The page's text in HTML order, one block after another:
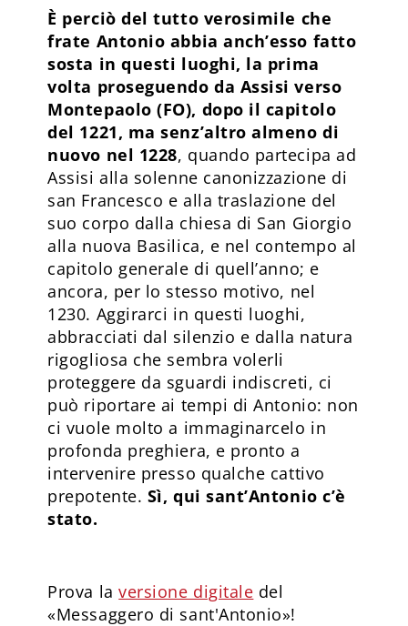
È perciò del tutto verosimile che
frate Antonio abbia anch’esso fatto
sosta in questi luoghi, la prima
volta proseguendo da Assisi verso
Montepaolo (FO), dopo il capitolo
del 1221, ma senz’altro almeno di
nuovo nel 1228, quando partecipa ad
Assisi alla solenne canonizzazione di
san Francesco e alla traslazione del
suo corpo dalla chiesa di San Giorgio
alla nuova Basilica, e nel contempo al
capitolo generale di quell’anno; e
ancora, per lo stesso motivo, nel
1230. Aggirarci in questi luoghi,
abbracciati dal silenzio e dalla natura
rigogliosa che sembra volerli
proteggere da sguardi indiscreti, ci
può riportare ai tempi di Antonio: non
ci vuole molto a immaginarcelo in
profonda preghiera, e pronto a
intervenire presso qualche cattivo
prepotente. Sì, qui sant’Antonio c’è
stato.
Prova laversione digitale del
«Messaggero di sant'Antonio»!